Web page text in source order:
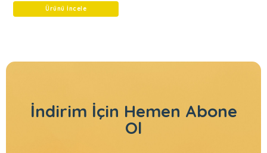
of
Ürünü İncele
İndirim İçin Hemen Abone
Ol